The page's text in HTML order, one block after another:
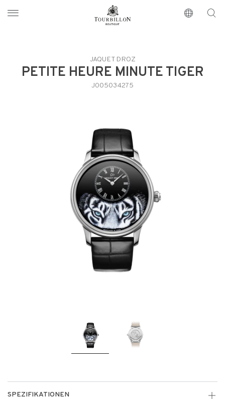
https://www.tourbillon.com/de
JAQUET DROZ
PETITE HEURE MINUTE TIGER
J005034275
SPEZIFIKATIONEN